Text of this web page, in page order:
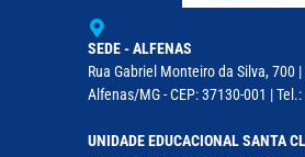
SEDE - ALFENAS
Rua Gabriel Monteiro da Silva, 700
Alfenas/MG - CEP: 37130-001 |
UNIDADE EDUCACIONAL SANTA